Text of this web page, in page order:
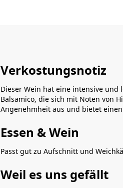
Verkostungsnotiz
Dieser Wein hat eine intensive
Balsamico, die sich mit Noten von
Angenehmheit aus und bietet
Essen & Wein
Passt gut zu Aufschnitt und
Weil es uns gefällt